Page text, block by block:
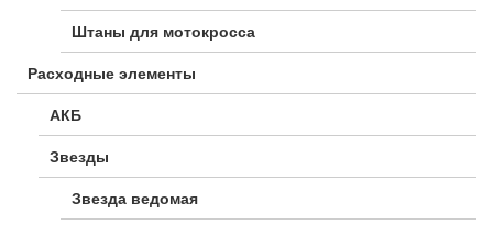
Штаны для мотокросса
Расходные элементы
АКБ
Звезды
Звезда ведомая